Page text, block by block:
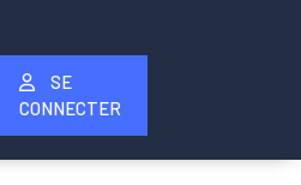
SE
CONNECTER